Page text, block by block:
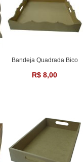
Bandeja Quadrada Bico
R$ 8,00